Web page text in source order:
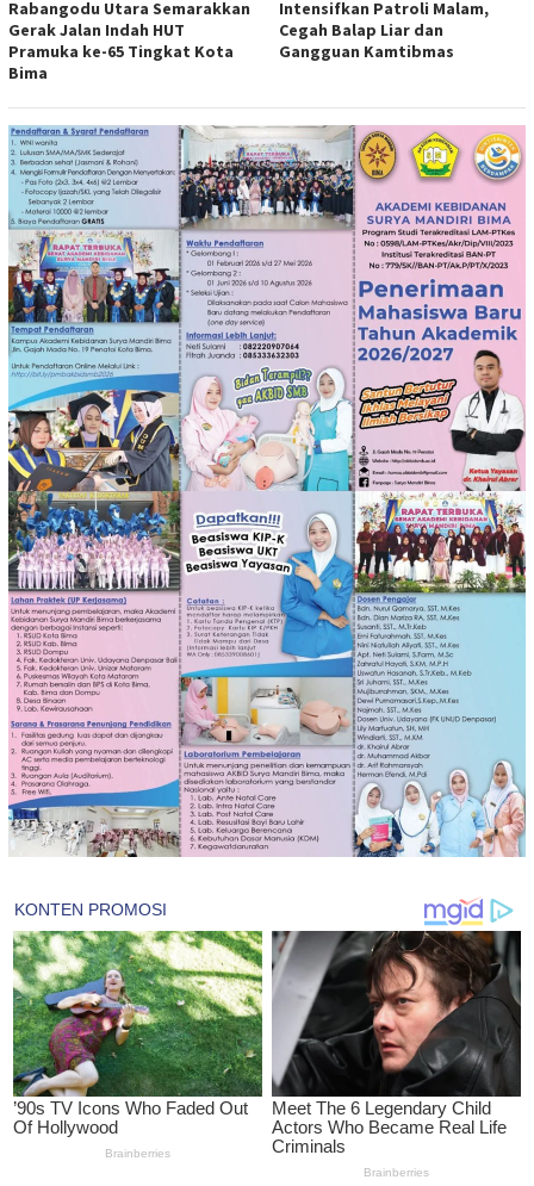
Rabangodu Utara Semarakkan
Gerak Jalan Indah HUT
Pramuka ke-65 Tingkat Kota
Bima
Intensifkan Patroli Malam,
Cegah Balap Liar dan
Gangguan Kamtibmas